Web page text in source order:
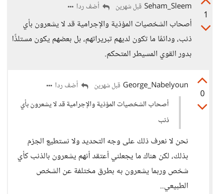
1
Seham_Sleem قبل شهرين أضف ردا
أصحاب الشخصيات المؤذية والإجرامية قد لا يشعرون بأي
ذنب، ودائمًا ما تكون لديهم تبريراتهم، بل بعضهم يكون مستلذًا
بدور القوي المسيطر المتحكم.
0
George_Nabelyoun قبل شهرين
أضف ردا
أصحاب الشخصيات المؤذية والإجرامية قد لا يشعرون بأي
ذنب
نحن لا نعرف ذلك على وجه التحديد ولا نستطيع الجزم
بذلك، لكن هناك ما يجعلني أعتقد أنهم يشعرون بالذنب كأي
شخص وربما يشعرون به بطرق مختلفة عن الشخص
الطبيعي..